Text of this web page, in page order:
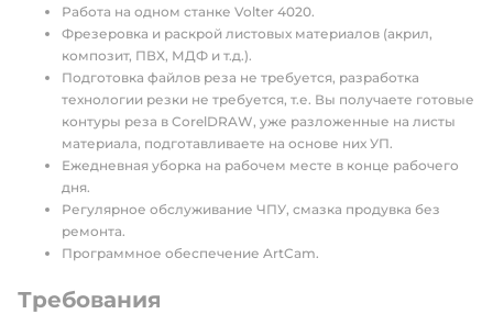
Работа на одном станке Volter 4020.
Фрезеровка и раскрой листовых материалов (акрил,
композит, ПВХ, МДФ и т.д.).
Подготовка файлов реза не требуется, разработка
технологии резки не требуется, т.е. Вы получаете готовые
контуры реза в CorelDRAW, уже разложенные на листы
материала, подготавливаете на основе них УП.
Ежедневная уборка на рабочем месте в конце рабочего
дня.
Регулярное обслуживание ЧПУ, смазка продувка без
ремонта.
Программное обеспечение ArtCam.
Требования